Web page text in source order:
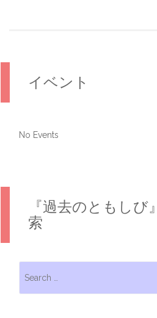
イベント
No Events
『過去のともしび
索